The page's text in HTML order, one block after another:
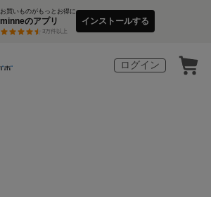
お買いものがもっとお得に
minneのアプリ
3万件以上
インストールする
ログイン